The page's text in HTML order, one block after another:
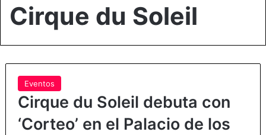
Cirque du Soleil
Eventos
Cirque du Soleil debuta con
‘Corteo’ en el Palacio de los